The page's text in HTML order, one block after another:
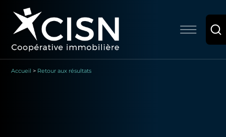
Accueil > Retour aux résultats